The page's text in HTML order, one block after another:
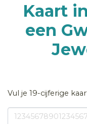
Kaart
een
Vul je 19-cijferige